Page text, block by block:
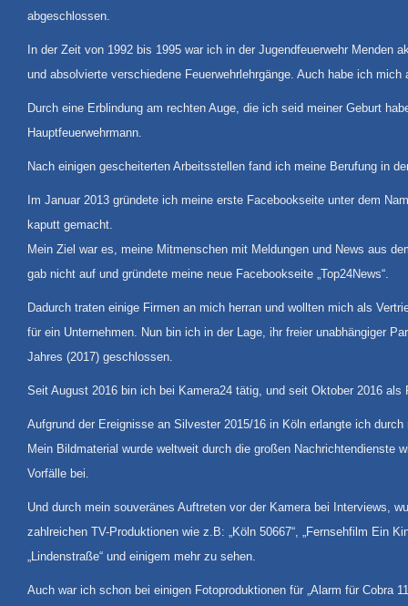
abgeschlossen.
In der Zeit von 1992 bis 1995 war ich in der Jugendfeuerwehr
und absolvierte verschiedene Feuerwehrlehrgänge. Auch habe ich
Durch eine Erblindung am rechten Auge, die ich seid meiner Geburt
Hauptfeuerwehrmann.
Nach einigen gescheiterten Arbeitsstellen fand ich meine Berufung in
Im Januar 2013 gründete ich meine erste Facebookseite unter dem
kaputt gemacht.
Mein Ziel war es, meine Mitmenschen mit Meldungen und News aus
gab nicht auf und gründete meine neue Facebookseite „Top24News“.
Dadurch traten einige Firmen an mich herran und wollten mich als
für ein Unternehmen. Nun bin ich in der Lage, ihr freier unabhängiger
Jahres (2017) geschlossen.
Seit August 2016 bin ich bei Kamera24 tätig, und seit Oktober 2016
Aufgrund der Ereignisse an Silvester 2015/16 in Köln erlangte ich
Mein Bildmaterial wurde weltweit durch die großen Nachrichtendienste
Vorfälle bei.
Und durch mein souveränes Auftreten vor der Kamera bei Interviews,
zahlreichen TV-Produktionen wie z.B: „Köln 50667“, „Fernsehfilm Ein
„Lindenstraße“ und einigem mehr zu sehen.
Auch war ich schon bei einigen Fotoproduktionen für „Alarm für Cobra